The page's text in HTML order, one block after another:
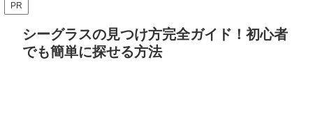
PR
シーグラスの見つけ方完全ガイド！初心者
でも簡単に探せる方法